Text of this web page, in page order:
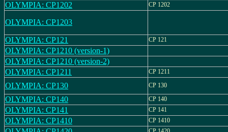
OLYMPIA: CP1202 CP 1202
OLYMPIA: CP1203
OLYMPIA: CP121 CP 121
OLYMPIA: CP1210 (version-1)
OLYMPIA: CP1210 (version-2)
OLYMPIA: CP1211
CP 1211
OLYMPIA: CP130 CP 130
OLYMPIA: CP140 CP 140
OLYMPIA: CP141 CP 141
OLYMPIA: CP1410 CP 1410